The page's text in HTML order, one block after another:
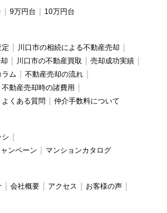
9万円台 10万円台
定
川口市の相続による不動産売却
川口市の不動産買取
売却成功実績
ム
不動産売却の流れ
不動産売却時の諸費用
よくある質問 仲介手数料について
シ
ンペーン
マンションカタログ
会社概要 アクセス
お客様の声